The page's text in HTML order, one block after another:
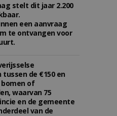
stelt dit jaar 2.200
een aanvraag
te ontvangen voor
de €150 en
bomen of
waarvan 75
en de gemeente
van de